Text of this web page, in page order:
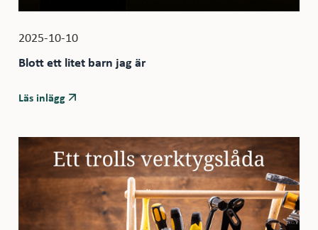
2025-10-10
Blott ett litet barn jag är
Läs inlägg